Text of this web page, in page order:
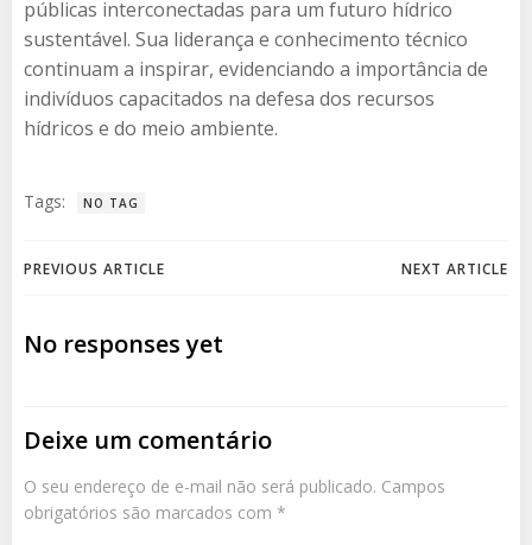
públicas interconectadas para um futuro hídrico
sustentável. Sua liderança e conhecimento técnico
continuam a inspirar, evidenciando a importância de
indivíduos capacitados na defesa dos recursos
hídricos e do meio ambiente.
Tags: NO TAG
Post
navigation
PREVIOUS ARTICLE NEXT ARTICLE
No responses yet
Deixe um comentário
O seu endereço de e-mail não será publicado. Campos
obrigatórios são marcados com *